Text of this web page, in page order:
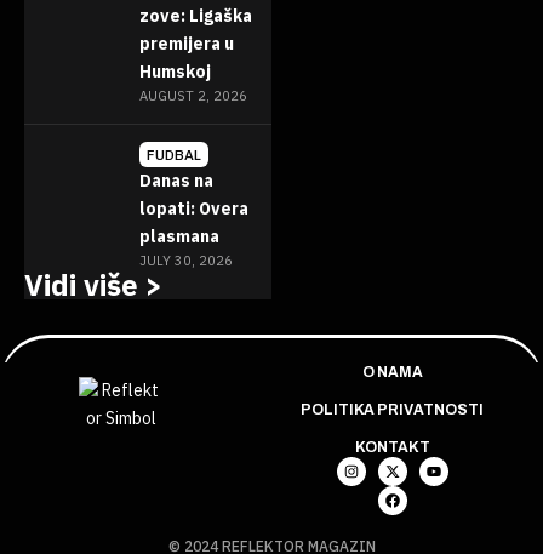
zove: Ligaška
premijera u
Humskoj
AUGUST 2, 2026
FUDBAL
Danas na
lopati: Overa
plasmana
JULY 30, 2026
Vidi više >
O NAMA
POLITIKA PRIVATNOSTI
KONTAKT
© 2024 REFLEKTOR MAGAZIN